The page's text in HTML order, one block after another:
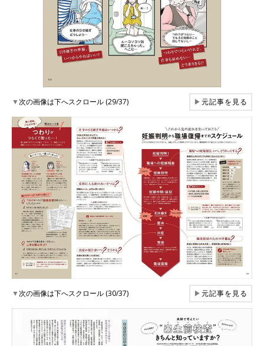
▼次の画像は下へスクロール (29/37) ▶元記事を見る
▼次の画像は下へスクロール (30/37) ▶元記事を見る